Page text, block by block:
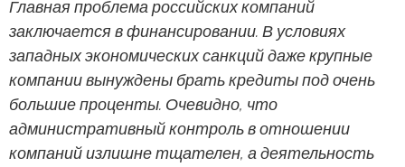
Главная проблема российских компаний
заключается в финансировании. В условиях
западных экономических санкций даже крупные
компании вынуждены брать кредиты под очень
большие проценты. Очевидно, что
административный контроль в отношении
компаний излишне тщателен, а деятельность